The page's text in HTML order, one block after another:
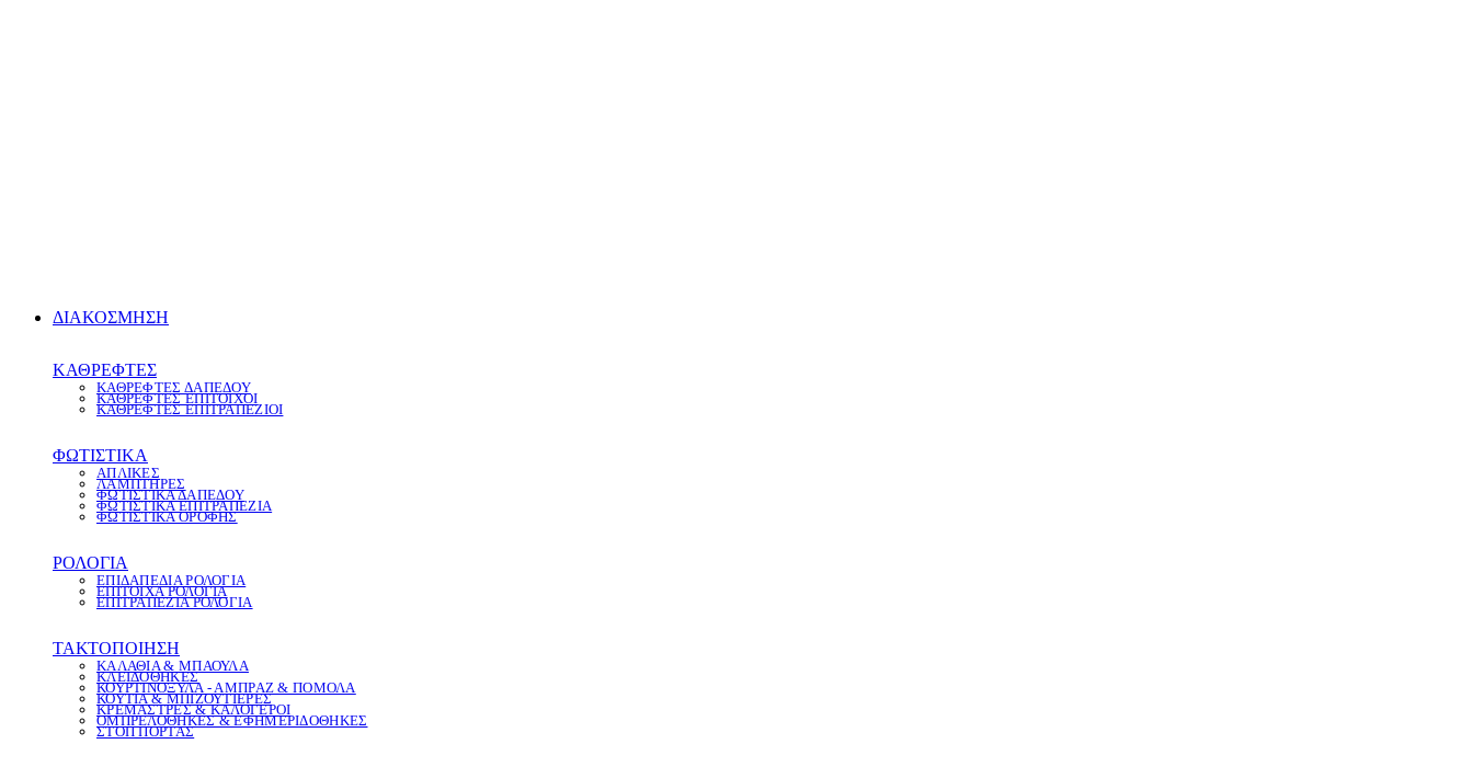
ΔΙΑΚΟΣΜΗΣΗ
ΚΑΘΡΕΦΤΕΣ
ΚΑΘΡΕΦΤΕΣ ΔΑΠΕΔΟΥ
ΚΑΘΡΕΦΤΕΣ ΕΠΙΤΟΙΧΟΙ
ΚΑΘΡΕΦΤΕΣ ΕΠΙΤΡΑΠΕΖΙΟΙ
ΦΩΤΙΣΤΙΚΑ
ΑΠΛΙΚΕΣ
ΛΑΜΠΤΗΡΕΣ
ΦΩΤΙΣΤΙΚΑ ΔΑΠΕΔΟΥ
ΦΩΤΙΣΤΙΚΑ ΕΠΙΤΡΑΠΕΖΙΑ
ΦΩΤΙΣΤΙΚΑ ΟΡΟΦΗΣ
ΡΟΛΟΓΙΑ
ΕΠΙΔΑΠΕΔΙΑ ΡΟΛΟΓΙΑ
ΕΠΙΤΟΙΧΑ ΡΟΛΟΓΙΑ
ΕΠΙΤΡΑΠΕΖΙΑ ΡΟΛΟΓΙΑ
ΤΑΚΤΟΠΟΙΗΣΗ
ΚΑΛΑΘΙΑ & ΜΠΑΟΥΛΑ
ΚΛΕΙΔΟΘΗΚΕΣ
ΚΟΥΡΤΙΝΟΞΥΛΑ - ΑΜΠΡΑΖ & ΠΟΜΟΛΑ
ΚΟΥΤΙΑ & ΜΠΙΖΟΥΤΙΕΡΕΣ
ΚΡΕΜΑΣΤΡΕΣ & ΚΑΛΟΓΕΡΟΙ
ΟΜΠΡΕΛΟΘΗΚΕΣ & ΕΦΗΜΕΡΙΔΟΘΗΚΕΣ
ΣΤΟΠ ΠΟΡΤΑΣ